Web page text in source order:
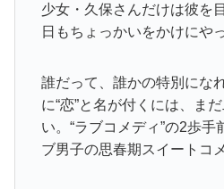
少女・久保さんだけは彼を
日もちょっかいをかけにや
誰だって、誰かの特別にな
に“恋”と名が付くには、ま
い。“ラブコメディ”の2歩
ブ男子の思春期スイートコ